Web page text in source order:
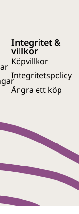
Integritet &
villkor
Köpvillkor
Integritetspolicy
Ångra ett köp